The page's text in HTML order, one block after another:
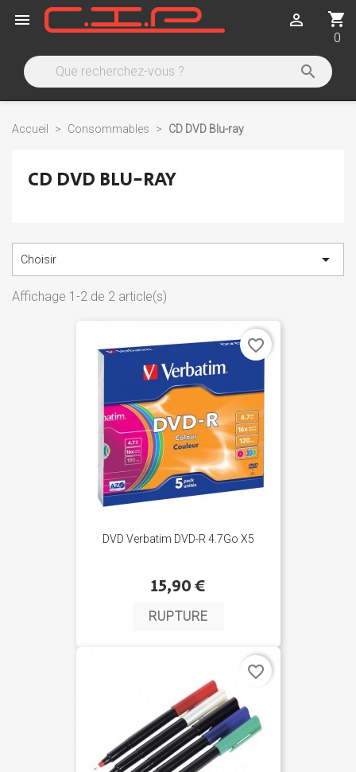
 shopping_cart
0


Accueil Consommables CD DVD Blu-ray
CD DVD BLU-RAY
Choisir 
Affichage 1-2 de 2 article(s)
DVD Verbatim DVD-R 4.7Go X5
15,90 €
RUPTURE
favorite_border
favorite_border